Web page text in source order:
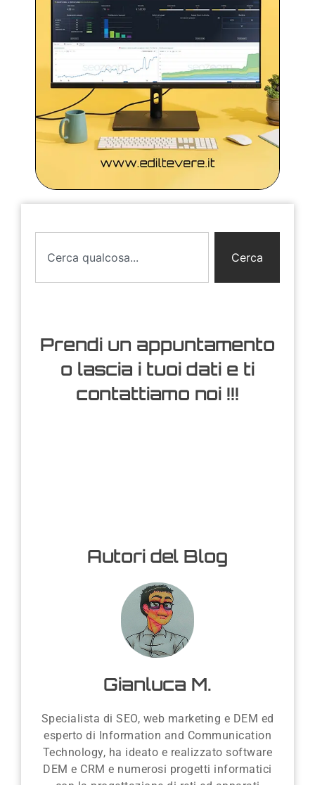
Cerca
Prendi un appuntamento
o lascia i tuoi dati e ti
contattiamo noi !!!
Autori del Blog
Gianluca M.
Specialista di SEO, web marketing e DEM ed
esperto di Information and Communication
Technology, ha ideato e realizzato software
DEM e CRM e numerosi progetti informatici